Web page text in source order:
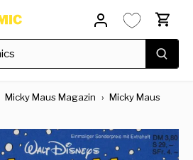
Micky Maus Magazin › Micky Maus